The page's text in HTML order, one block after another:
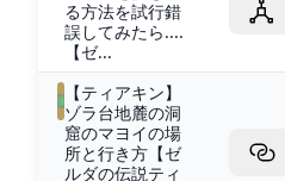
る方法を試行錯
誤してみたら....
【ゼ...
【ティアキン】
ゾラ台地麓の洞
窟のマヨイの場
所と行き方【ゼ
ルダの伝説ティ